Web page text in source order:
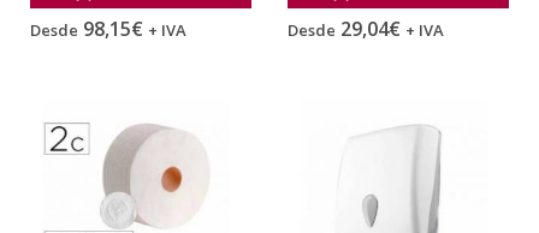
Desde 98,15€ + IVA Desde 29,04€ + IVA